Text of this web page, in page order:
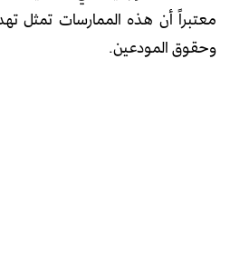
معتبراً أن هذه الممارسات تمثل
وحقوق المودعين.